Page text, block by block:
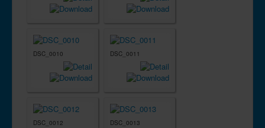
DSC_0010 DSC_0011
DSC_0012 DSC_0013